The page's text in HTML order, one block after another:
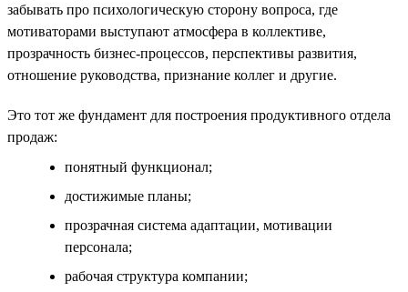
забывать про психологическую сторону вопроса, где
мотиваторами выступают атмосфера в коллективе,
прозрачность бизнес-процессов, перспективы развития,
отношение руководства, признание коллег и другие.
Это тот же фундамент для построения продуктивного отдела
продаж:
понятный функционал;
достижимые планы;
прозрачная система адаптации, мотивации
персонала;
рабочая структура компании;